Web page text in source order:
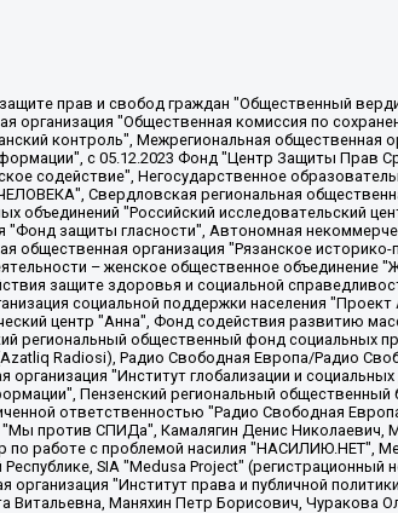
Анатольевна, Американская компания "Mason G.E.S. Anonymous Foundation" (США), являющаяся владельцем интернет-издания https://mnews.world/, Компания "Stichting Bellingcat", зарегистрированная в Нидерландах (дата регистрации 11.07.2018), Захаров Андрей Вячеславович, Клепиковская Екатерина Дмитриевна, Общество с ограниченной ответственностью "МЕМО", Перл Роман Александрович, Симонов Евгений Алексеевич, Соловьева Елена Анатольевна, Сотников Даниил Владимирович, Сурначева Елизавета Дмитриевна, Автономная некоммерческая организация по защите прав человека и информированию населения "Якутия – Наше Мнение", Общество с ограниченной ответственностью "Москоу диджитал медиа", с 26.01.2023 Общество с ограниченной ответственностью "Чайка Белые сады", Ветошкина Валерия Валерьевна, Заговора Максим Александрович, Межрегиональное общественное движение "Российская ЛГБТ - сеть", Оленичев Максим Владимирович, Павлов Иван Юрьевич, Скворцова Елена Сергеевна, Общество с ограниченной ответственностью "Как бы инагент", Кочетков Игорь Викторович, Общество с ограниченной ответственностью "Честные выборы", Еланчик Олег Александрович, Общество с ограниченной ответственностью "Нобелевский призыв", Гималова Регина Эмилевна, Григорьев Андрей Валерьевич, Григорьева Алина Александровна, Ассоциация по содействию защите прав призывников, альтернативнослужащих и военнослужащих "Правозащитная группа "Гражданин.Армия.Право", Хисамова Регина Фаритовна, Автономная некоммерческая организация по реализации социально-правовых программ "Лилит", Дальневосточное общественное движение "Маяк", Санкт-Петербургская ЛГБТ-инициативная группа "Выход", Инициативная группа ЛГБТ+ "Реверс", Алексеев Андрей Викторович, Бекбулатова Таисия Львовна, Беляев Иван Михайлович, Владыкина Елена Сергеевна, Гельман Марат Александрович, Никульшина Вероника Юрьевна, Толоконникова Надежда Андреевна, Шендерович Виктор Анатольевич, Общество с ограниченной ответственностью "Данное сообщение", Общество с ограниченной ответственностью Издательский дом "Новая глава", Айнбиндер Александра Александровна, Московский комьюнити-центр для ЛГБТ+инициатив, Благотворительный фонд развития филантропии, Deutsche Welle (Германия, Kurt-Schumacher-Strasse 3, 53113 Bonn), Борзунова Мария Михайловна, Воробьев Виктор Викторович, Голубева Анна Львовна, Константинова Алла Михайловна, Малкова Ирина Владимировна, Мурадов Мурад Абдулгалимович, Осетинская Елизавета Николаевна, Понасенков Евгений Николаевич, Ганапольский Матвей Юрьевич, Киселев Евгений Алексеевич, Борухович Ирина